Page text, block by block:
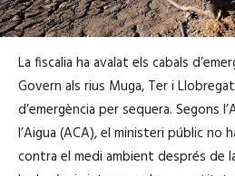
La fiscalia ha avalat els cabals
Govern als rius Muga, Ter i
d’emergència per sequera. Segons
l’Aigua (ACA), el ministeri públic
contra el medi ambient després de